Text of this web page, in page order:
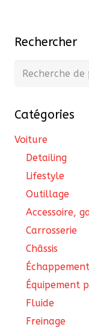
Rechercher
Recherche
Catégories
Voiture
Detailing
Lifestyle
Outillage
Accessoire,
Carrosserie
Châssis
Échappement
Équipement
Fluide
Freinage